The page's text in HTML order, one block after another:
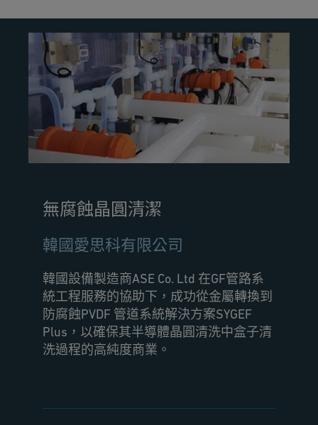
無腐蝕晶圓清潔
韓國愛思科有限公司
韓國設備製造商ASE Co. Ltd 在GF管路系
統工程服務的協助下，成功從金屬轉換到
防腐蝕PVDF 管道系統解決方案SYGEF
Plus，以確保其半導體晶圓清洗中盒子清
洗過程的高純度商業。